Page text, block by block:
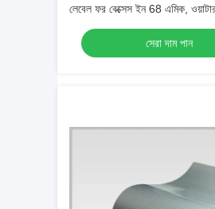
লেবেল ফর বেক্সেস ইন 68 এমিক,
হোলোগ্রাফিক পেপার শীটস
সেরা দাম পান